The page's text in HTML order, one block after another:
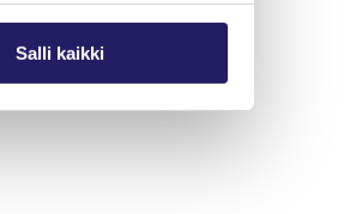
Salli kaikki